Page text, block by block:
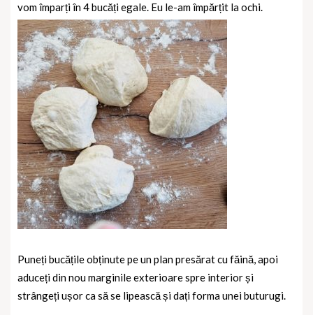
vom împarți în 4 bucăți egale. Eu le-am împărțit la ochi.
Puneți bucățile obținute pe un plan presărat cu făină, apoi
aduceți din nou marginile exterioare spre interior și
strângeți ușor ca să se lipească și dați forma unei buturugi.